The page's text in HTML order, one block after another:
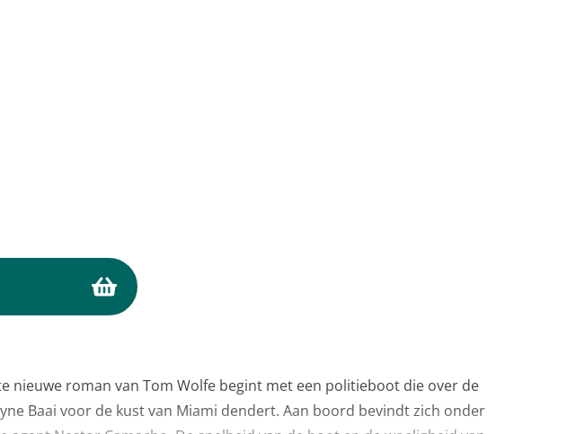
nieuwe roman van Tom Wolfe begint met een politieboot die over de
Baai voor de kust van Miami dendert. Aan boord bevindt zich onder